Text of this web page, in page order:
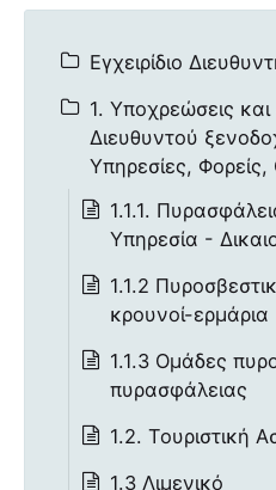
Εγχειρίδιο
1. Υποχρεώσεις
Διευθυντού
Υπηρεσίες,
1.1.1.
Υπηρεσία -
1.1.2
κρουνοί-ερμάρια
1.1.3 Ομάδες
πυρασφάλειας
1.2. Τουριστική
1.3 Λιμενικό